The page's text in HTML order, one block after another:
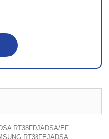
RT38FDJADSA/EF
RT38FEJADSA